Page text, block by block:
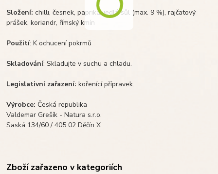
Složení: chilli, česnek, paprika, jedlá sůl (max. 9 %), rajčatový
prášek, koriandr, římský kmín
Použití: K ochucení pokrmů
Skladování: Skladujte v suchu a chladu.
Legislativní zařazení:kořenící přípravek.
Výrobce: Česká republika
Valdemar Grešík - Natura s.r.o.
Saská 134/60 / 405 02 Děčín X
Zboží zařazeno v kategoriích